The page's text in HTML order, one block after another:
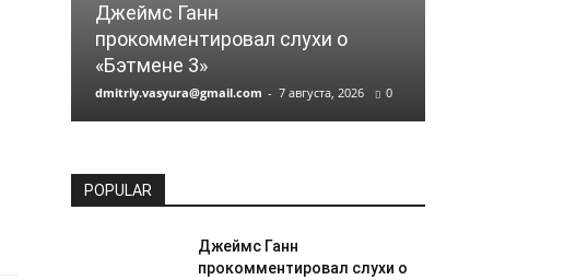
Джеймс Ганн
прокомментировал слухи о
«Бэтмене 3»
dmitriy.vasyura@gmail.com - 7 августа, 2026 0
POPULAR
Джеймс Ганн
прокомментировал слухи о